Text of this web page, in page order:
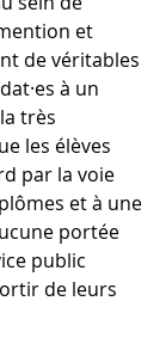
et
de véritables
à un
très
les élèves
par la voie
et à une
portée
public
de leurs